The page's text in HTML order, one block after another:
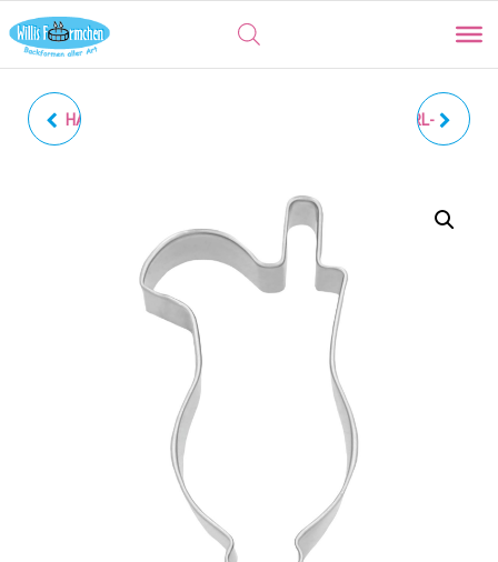
HAUS MIT HERZ | SWEET
INNENPRÄGUNG
KIPFERLKRANZ | KIPFERL-
KIPFERL